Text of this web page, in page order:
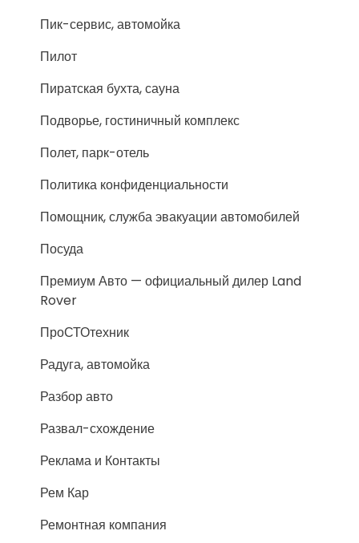
Пик-сервис, автомойка
Пилот
Пиратская бухта, сауна
Подворье, гостиничный комплекс
Полет, парк-отель
Политика конфиденциальности
Помощник, служба эвакуации автомобилей
Посуда
Премиум Авто — официальный дилер Land
Rover
ПроСТОтехник
Радуга, автомойка
Разбор авто
Развал-схождение
Реклама и Контакты
Рем Кар
Ремонтная компания